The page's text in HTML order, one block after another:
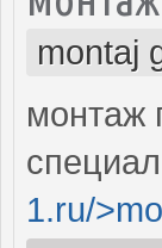
montaj
монтаж
1.ru/